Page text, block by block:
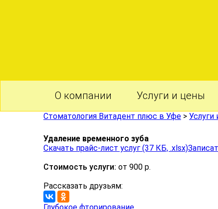
О компании Услуги и цены
Стоматология Витадент плюс в Уфе > Услуги
Удаление временного зуба
Скачать прайс-лист услуг (37 КБ, .xlsx)
Стоимость услуги: от 900 р.
Рассказать друзьям: